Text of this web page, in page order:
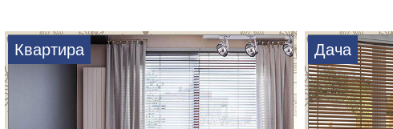
Квартира Дача